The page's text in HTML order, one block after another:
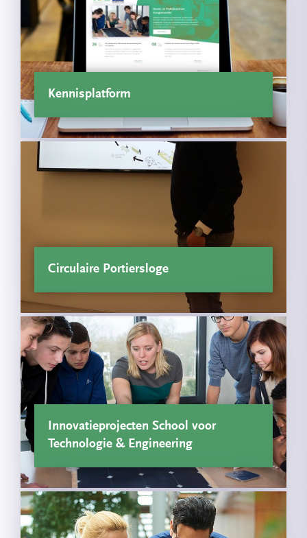
Kennisplatform
Circulaire Portiersloge
Innovatieprojecten School voor
Technologie & Engineering